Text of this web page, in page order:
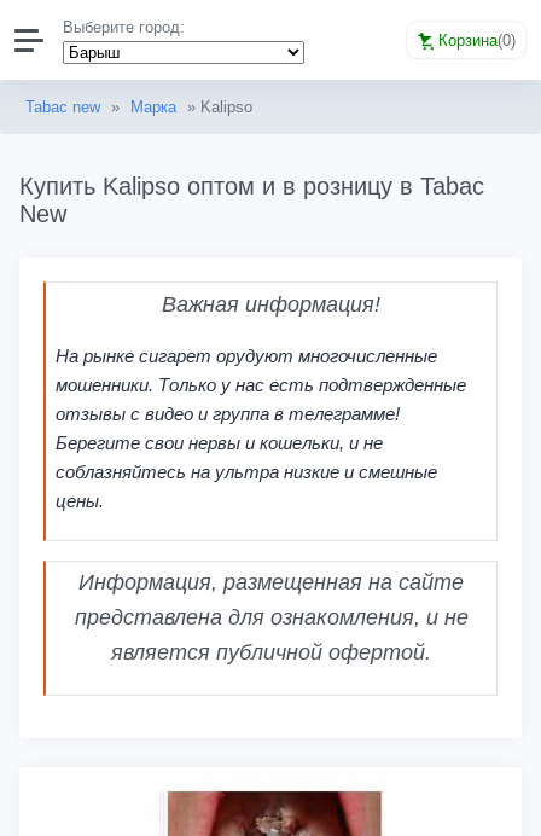
Выберите город:
Корзина(0)
Tabac new » Марка » Kalipso
Купить Kalipso оптом и в розницу в Tabac
New
Важная информация!
На рынке сигарет орудуют многочисленные
мошенники. Только у нас есть подтвержденные
отзывы с видео и группа в телеграмме!
Берегите свои нервы и кошельки, и не
соблазняйтесь на ультра низкие и смешные
цены.
Информация, размещенная на сайте
представлена для ознакомления, и не
является публичной офертой.